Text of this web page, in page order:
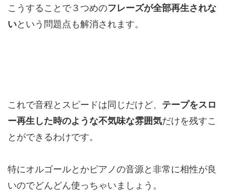
こうすることで３つめのフレーズが全部再生されな
いという問題点も解消されます。
これで音程とスピードは同じだけど、 テープをスロ
ー再生した時のような不気味な雰囲気だけを残すこ
とができるわけです。
特にオルゴールとかピアノの音源と非常に相性が良
いのでどんどん使っちゃいましょう。